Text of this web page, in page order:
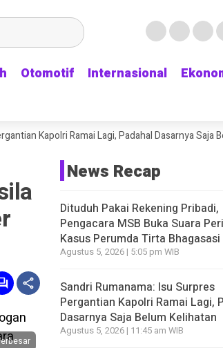
Otomotif Internasional
Otomotif Internasional
Ramai Lagi, Padahal Dasarnya Saja Belum
News Recap
Dituduh Pakai Rekening Pribadi,
Pengacara MSB Buka Suara
Kasus Perumda Tirta Bhagasasi
Agustus 5, 2026 | 5:05 pm WIB
Sandri Rumanama: Isu Surpres
Pergantian Kapolri Ramai Lagi,
Dasarnya Saja Belum Kelihatan
Agustus 5, 2026 | 11:45 am WIB